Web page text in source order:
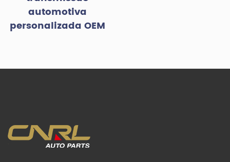
automotiva
personalizada OEM